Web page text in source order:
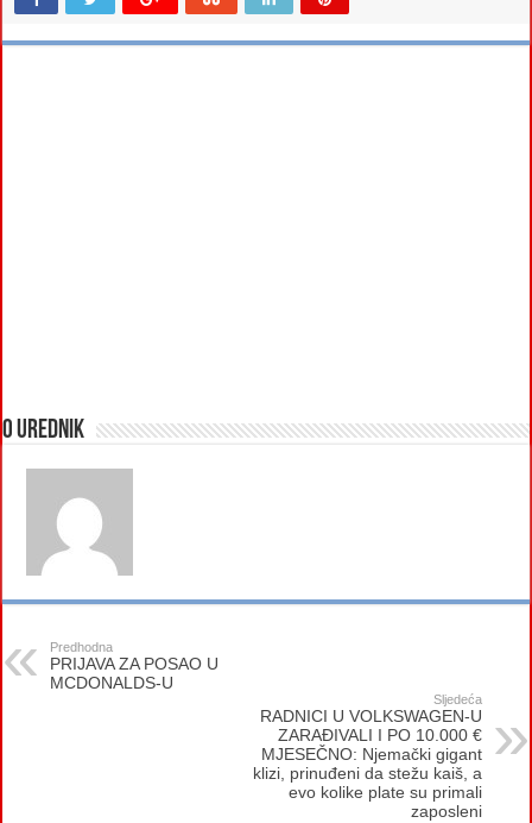
O urednik
Predhodna
PRIJAVA ZA POSAO U
MCDONALDS-U
Sljedeća
RADNICI U VOLKSWAGEN-U
ZARAĐIVALI I PO 10.000 €
MJESEČNO: Njemački gigant
klizi, prinuđeni da stežu kaiš, a
evo kolike plate su primali
zaposleni